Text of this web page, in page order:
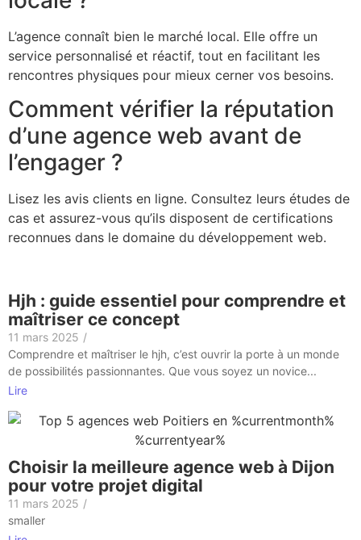
L’agence connaît bien le marché local. Elle offre un
service personnalisé et réactif, tout en facilitant les
rencontres physiques pour mieux cerner vos besoins.
Comment vérifier la réputation
d’une agence web avant de
l’engager ?
Lisez les avis clients en ligne. Consultez leurs études de
cas et assurez-vous qu’ils disposent de certifications
reconnues dans le domaine du développement web.
Hjh : guide essentiel pour comprendre et
maîtriser ce concept
11 mars 2025 /
Comprendre et maîtriser le hjh, c’est ouvrir la porte à un monde
de possibilités passionnantes. Que vous soyez un novice...
Lire
Choisir la meilleure agence web à Dijon
pour votre projet digital
11 mars 2025 /
smaller